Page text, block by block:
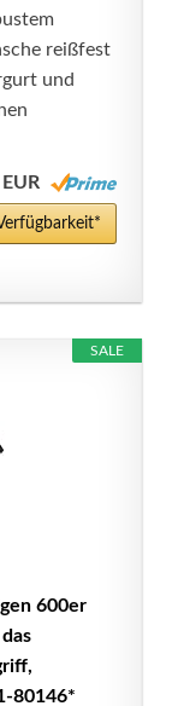
reißfest
und
SALE
600er
80146*